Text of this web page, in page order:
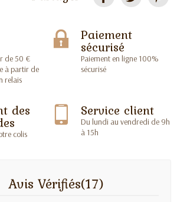
de 50 €
à partir de
relais
Paiement
sécurisé
Paiement en ligne 100%
sécurisé
des
colis
Service client
Du lundi au vendredi de 9h
à 15h
Avis Vérifiés(17)